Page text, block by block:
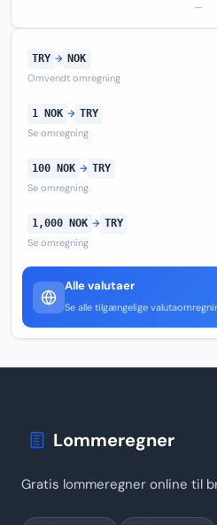
—
TRY → NOK
Omvendt omregning
1 NOK → TRY
Se omregning
100 NOK → TRY
Se omregning
1,000 NOK → TRY
Se omregning
Alle valutaer
Se alle tilgængelige
Lommeregner
Gratis lommeregner online til